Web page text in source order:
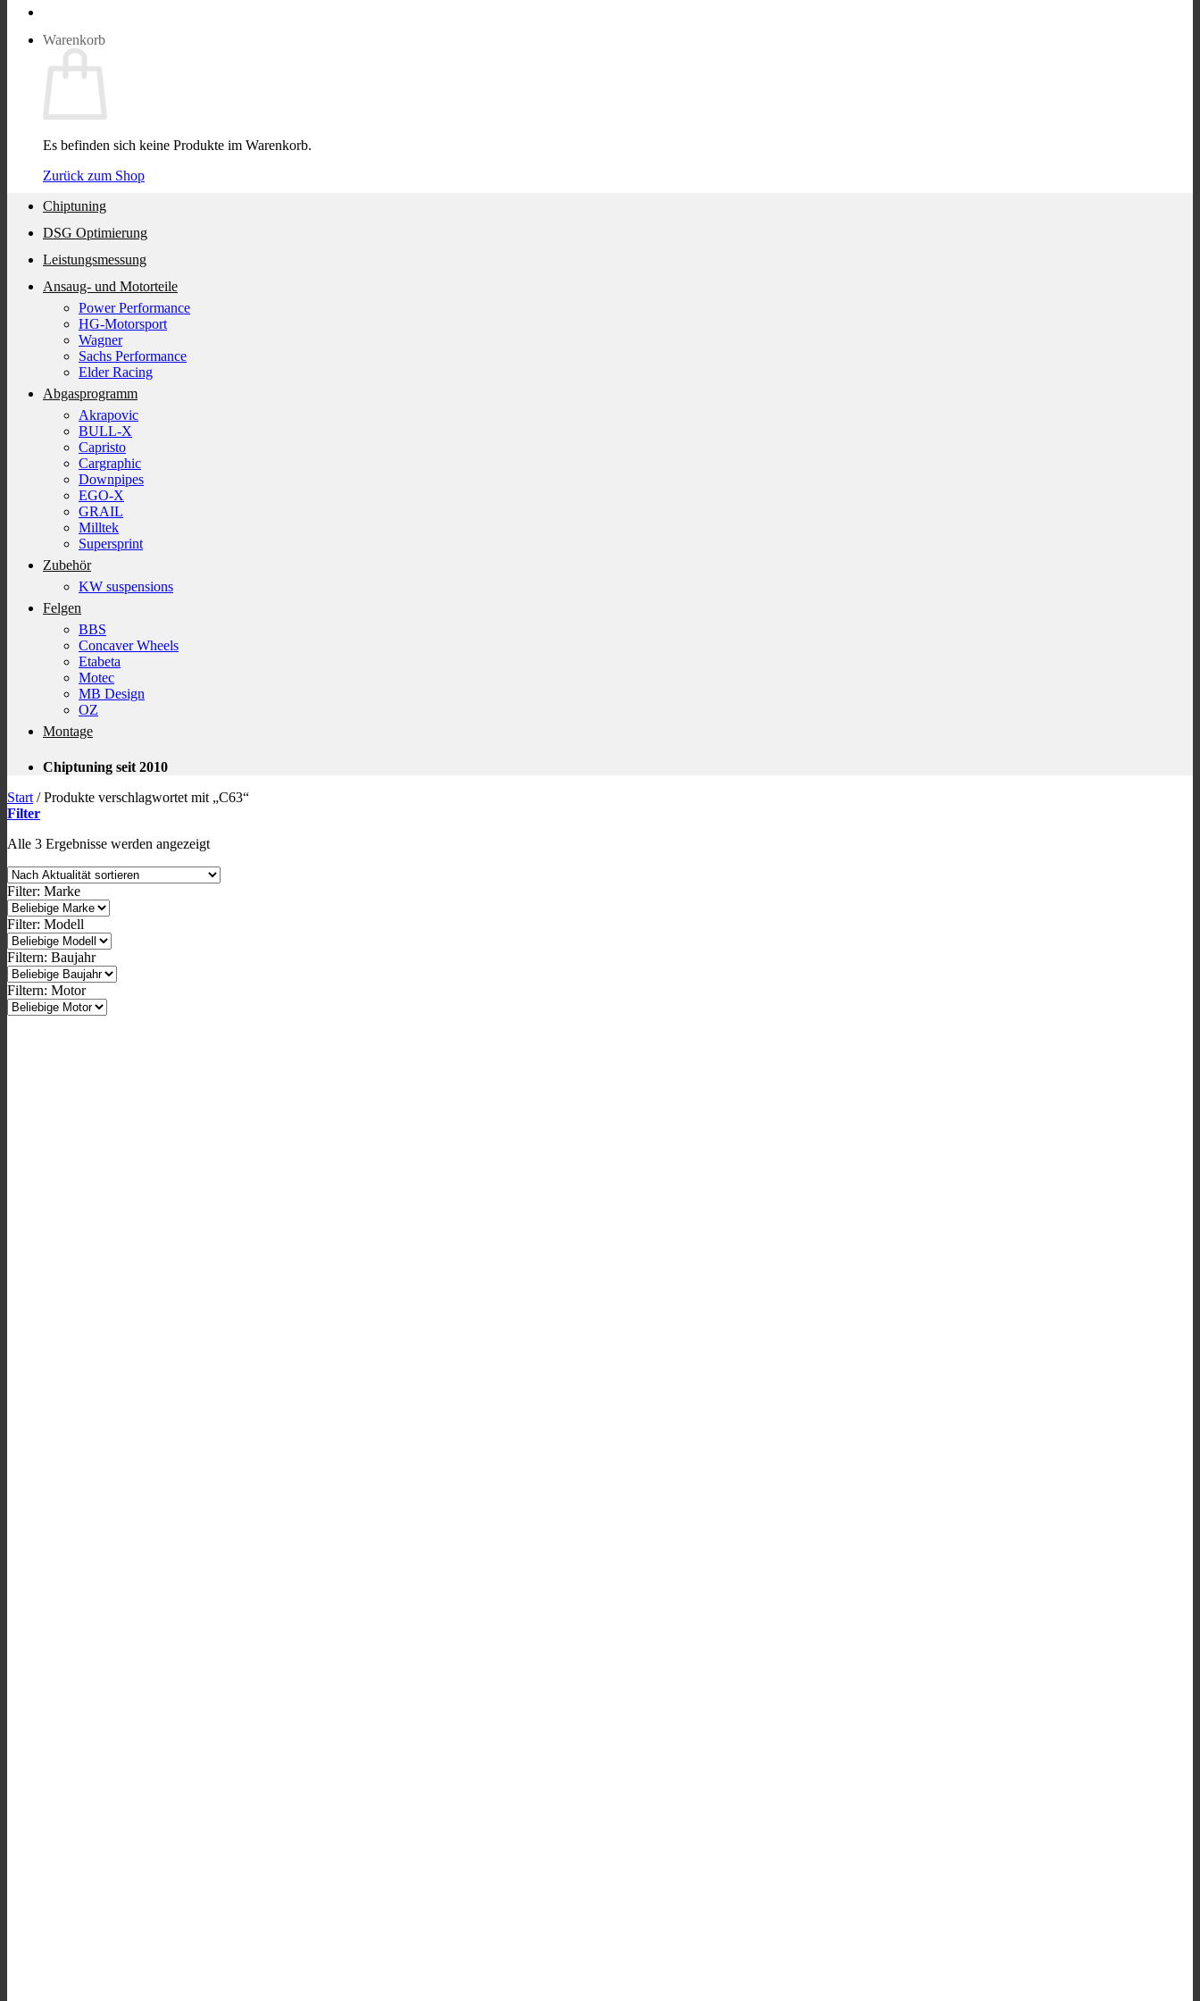
Warenkorb
Es befinden sich keine Produkte im Warenkorb.
Zurück zum Shop
Chiptuning
DSG Optimierung
Leistungsmessung
Ansaug- und Motorteile
Power Performance
HG-Motorsport
Wagner
Sachs Performance
Elder Racing
Abgasprogramm
Akrapovic
BULL-X
Capristo
Cargraphic
Downpipes
EGO-X
GRAIL
Milltek
Supersprint
Zubehör
KW suspensions
Felgen
BBS
Concaver Wheels
Etabeta
Motec
MB Design
OZ
Montage
Chiptuning seit 2010
Start /Produkte verschlagwortet mit „C63“
Filter
Alle 3 Ergebnisse werden angezeigtNach
sortiert
Filter: Marke
Filter: Modell
Filtern: Baujahr
Filtern: Motor